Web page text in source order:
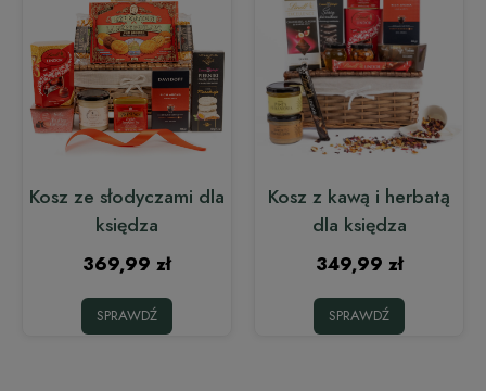
Kosz ze słodyczami dla
księdza
369,99 zł
SPRAWDŹ
Kosz z kawą i herbatą
dla księdza
349,99 zł
SPRAWDŹ